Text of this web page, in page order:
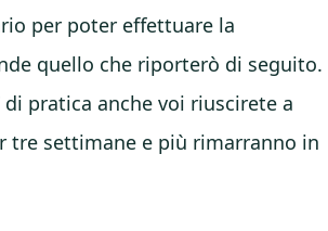
per poter effettuare la
quello che riporterò di seguito.
di pratica anche voi riuscirete a
tre settimane e più rimarranno in